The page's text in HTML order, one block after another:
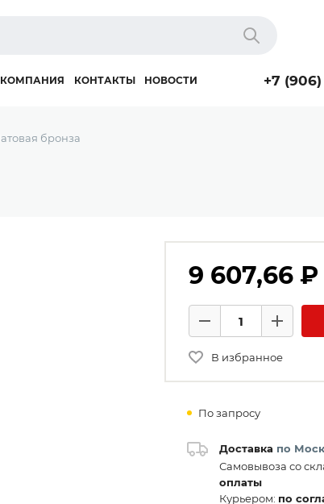
Найти
КОМПАНИЯ КОНТАКТЫ НОВОСТИ +7
бронза
9 607,66 ₽
Количество товаров
Минус
Плюс
В избранное
По запросу
Доставка по
Самовывоза со
оплаты
Курьером: по